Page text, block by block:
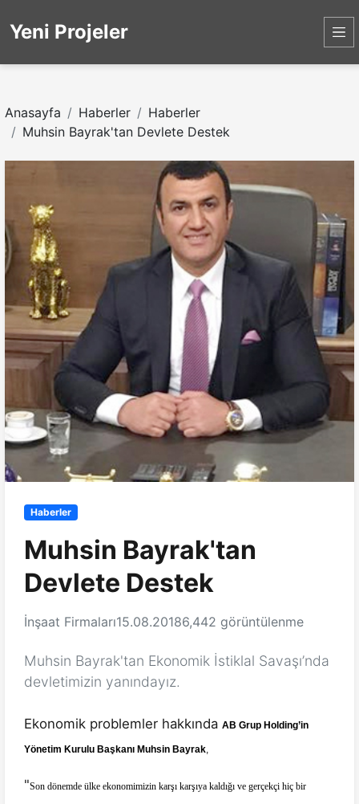
Yeni Projeler
Anasayfa Haberler
Haberler
Muhsin Bayrak'tan Devlete Destek
Haberler
Muhsin Bayrak'tan
Devlete Destek
İnşaat Firmaları15.08.20186,442 görüntülenme
Muhsin Bayrak'tan Ekonomik İstiklal Savaşı’nda
devletimizin yanındayız.
Ekonomik problemler hakkında AB Grup Holding’in
Yönetim Kurulu Başkanı Muhsin Bayrak,
"Son dönemde ülke ekonomimizin karşı karşıya kaldığı ve gerçekçi hiç bir